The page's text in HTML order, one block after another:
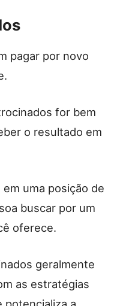
pagar por novo
for bem
o resultado em
uma posição de
buscar por um
oferece.
geralmente
as estratégias